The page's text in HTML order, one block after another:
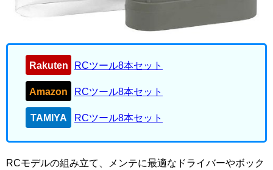
Rakuten RCツール8本セット
Amazon RCツール8本セット
TAMIYA RCツール8本セット
RCモデルの組み立て、メンテに最適なドライバーやボック